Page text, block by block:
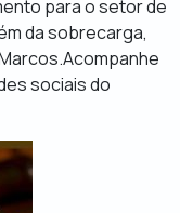
para o setor de
da sobrecarga,
sociais do